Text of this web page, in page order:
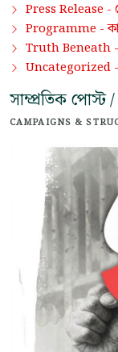
Press Release -
Programme -
Truth Beneath -
Uncategorized
সাম্প্রতিক
CAMPAIGNS &